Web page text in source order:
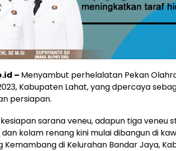
– Menyambut perhelalatan Pekan
Kabupaten Lahat, yang dpercaya
persiapan.
sarana veneu, adapun tiga veneu
kolam renang kini mulai dibangun di
Kemambang di Kelurahan Bandar Jaya,